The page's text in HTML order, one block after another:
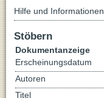
Hilfe und Informationen
Stöbern
Dokumentanzeige
Erscheinungsdatum
Autoren
Titel